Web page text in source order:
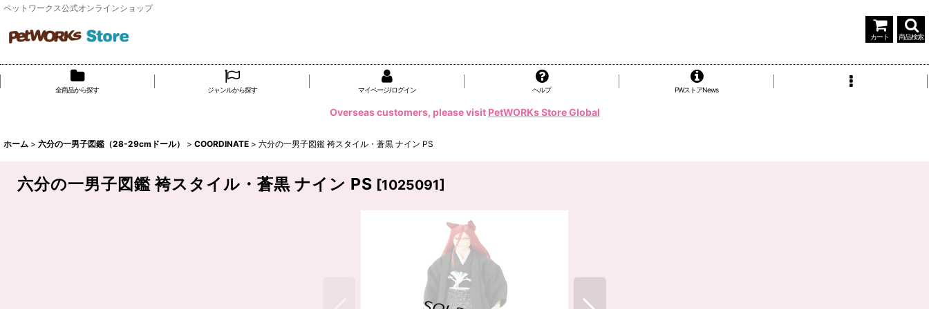
ペットワークス公式オンラインショップ
カート 商品検索
全商品から探す ジャンルから探す マイページ/ログイン ヘルプ PWストアNews
Overseas customers, please visit PetWORKs Store Global
ホーム > 六分の一男子図鑑（28-29cmドール） > COORDINATE > 六分の一男子図鑑 袴スタイル・蒼黒 ナイン PS
六分の一男子図鑑 袴スタイル・蒼黒 ナイン PS [1025091]